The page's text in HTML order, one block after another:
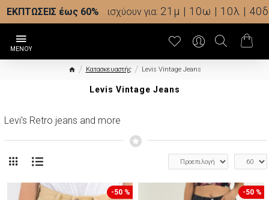
ΕΚΠΤΩΣΕΙΣ έως 60% ισχύουν για: 21μ | 10ω | 10λ | 39δ
Κατασκευαστής Levis Vintage Jeans
Levis Vintage Jeans
Levi's Retro jeans and more
-50 % -50 %